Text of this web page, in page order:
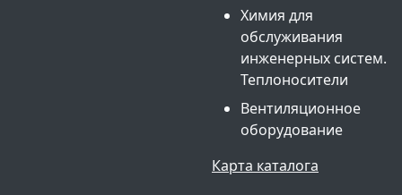
Химия для
обслуживания
инженерных систем.
Теплоносители
Вентиляционное
оборудование
Карта каталога